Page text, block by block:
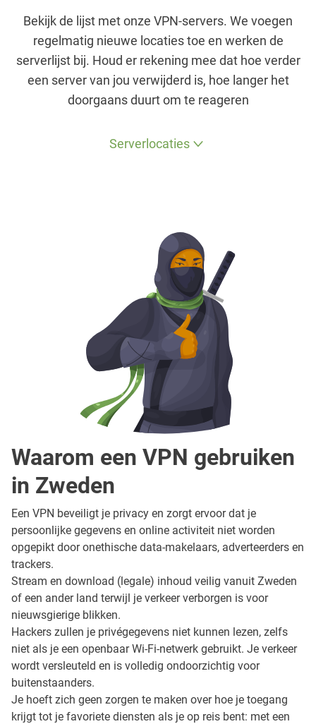
Bekijk de lijst met onze VPN-servers. We voegen
regelmatig nieuwe locaties toe en werken de
serverlijst bij. Houd er rekening mee dat hoe verder
een server van jou verwijderd is, hoe langer het
doorgaans duurt om te reageren
Serverlocaties
Waarom een VPN gebruiken
in Zweden
Een VPN beveiligt je privacy en zorgt ervoor dat je
persoonlijke gegevens en online activiteit niet worden
opgepikt door onethische data-makelaars, adverteerders en
trackers.
Stream en download (legale) inhoud veilig vanuit Zweden
of een ander land terwijl je verkeer verborgen is voor
nieuwsgierige blikken.
Hackers zullen je privégegevens niet kunnen lezen, zelfs
niet als je een openbaar Wi-Fi-netwerk gebruikt. Je verkeer
wordt versleuteld en is volledig ondoorzichtig voor
buitenstaanders.
Je hoeft zich geen zorgen te maken over hoe je toegang
krijgt tot je favoriete diensten als je op reis bent: met een